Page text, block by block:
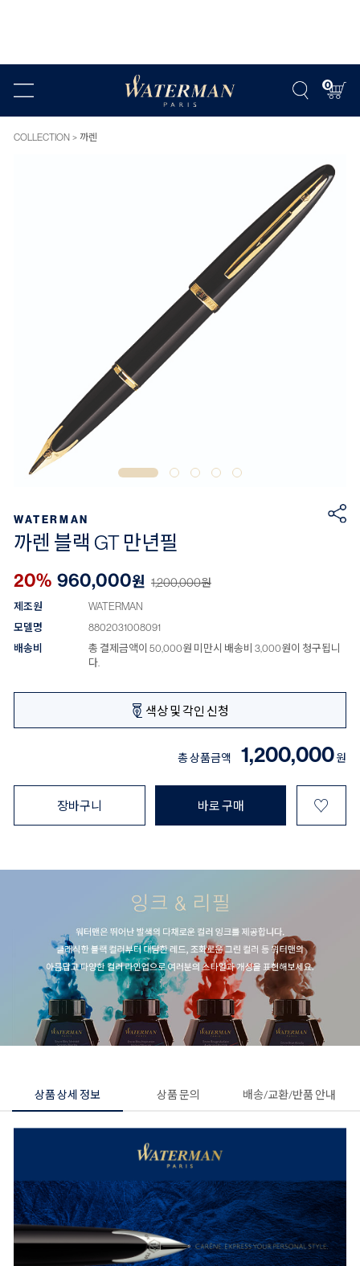
0
COLLECTION 까렌
WATERMAN
까렌 블랙 GT 만년필
20% 960,000원 1,200,000원
제조원
WATERMAN
모델명
8802031008091
배송비
총 결제금액이 50,000원 미만시 배송비 3,000원이 청구됩니
다.
색상 및 각인 신청
총 상품금액 1,200,000원
장바구니 바로 구매 ♡
상품 상세 정보 상품 문의 배송/교환/반품 안내